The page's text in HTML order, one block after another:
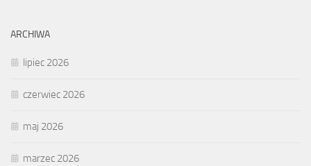
ARCHIWA
lipiec 2026
czerwiec 2026
maj 2026
marzec 2026